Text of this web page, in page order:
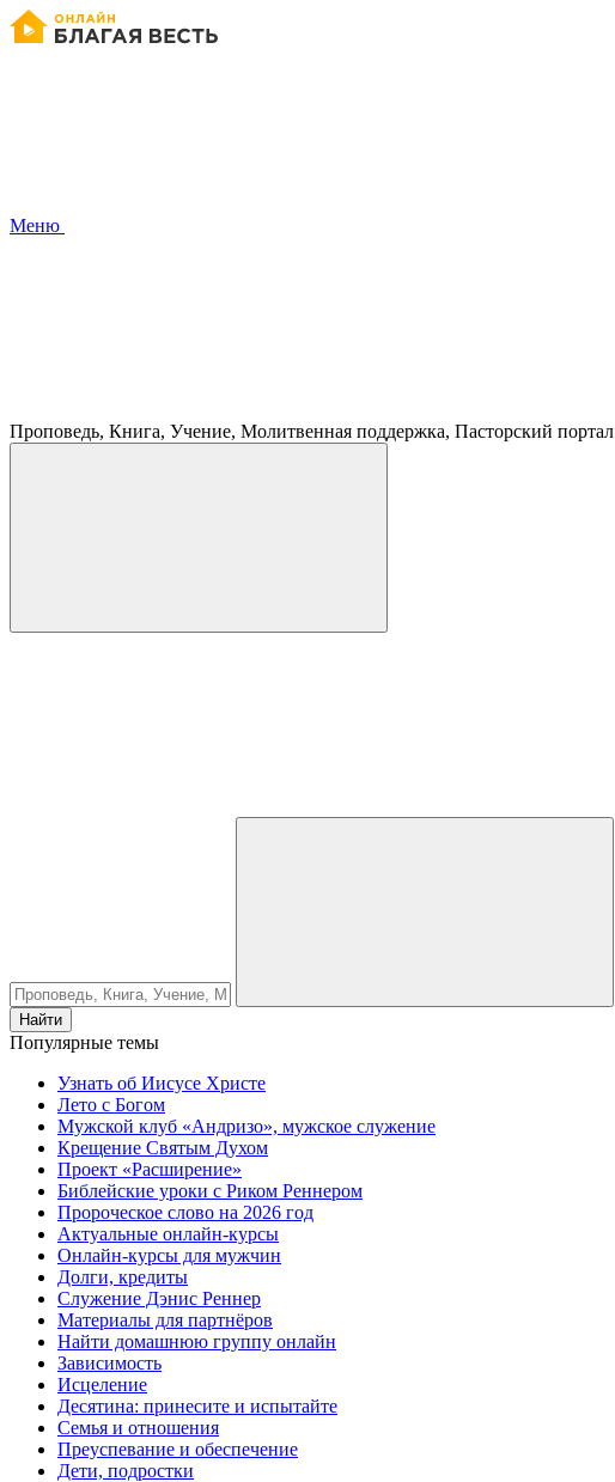
Меню
Проповедь, Книга, Учение, Молитвенная поддержка, Пасторский портал
Найти
Популярные темы
Узнать об Иисусе Христе
Лето с Богом
Мужской клуб «Андризо», мужское служение
Крещение Святым Духом
Проект «Расширение»
Библейские уроки с Риком Реннером
Пророческое слово на 2026 год
Актуальные онлайн-курсы
Онлайн-курсы для мужчин
Долги, кредиты
Служение Дэнис Реннер
Материалы для партнёров
Найти домашнюю группу онлайн
Зависимость
Исцеление
Десятина: принесите и испытайте
Семья и отношения
Преуспевание и обеспечение
Дети, подростки